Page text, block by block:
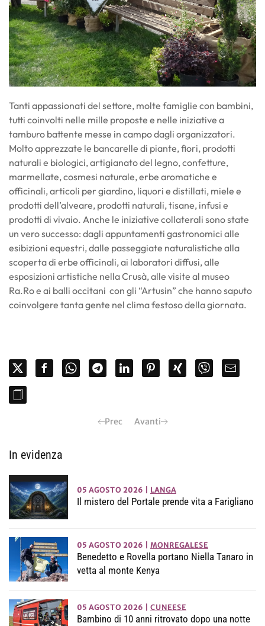
Tanti appassionati del settore, molte famiglie con bambini,
tutti coinvolti nelle mille proposte e nelle iniziative a
tamburo battente messe in campo dagli organizzatori.
Molto apprezzate le bancarelle di piante, fiori, prodotti
naturali e biologici, artigianato del legno, confetture,
marmellate, cosmesi naturale, erbe aromatiche e
officinali, articoli per giardino, liquori e distillati, miele e
prodotti dell’alveare, prodotti naturali, tisane, infusi e
prodotti di vivaio. Anche le iniziative collaterali sono state
un vero successo: dagli appuntamenti gastronomici alle
esibizioni equestri, dalle passeggiate naturalistiche alla
scoperta di erbe officinali, ai laboratori diffusi, alle
esposizioni artistiche nella Crusà, alle visite al museo
Ra.Ro e ai balli occitani con gli “Artusin” che hanno saputo
coinvolgere tanta gente nel clima festoso della giornata.
Prec Avanti
In evidenza
05 AGOSTO 2026 LANGA
Il mistero del Portale prende vita a Farigliano
05 AGOSTO 2026 MONREGALESE
Benedetto e Rovella portano Niella Tanaro in
vetta al monte Kenya
05 AGOSTO 2026 CUNEESE
Bambino di 10 anni ritrovato dopo una notte